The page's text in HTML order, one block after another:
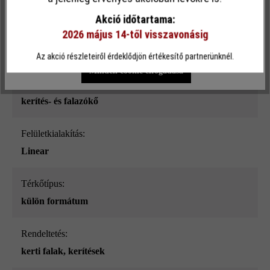
kagylómész_ModulusPur
kerítés- és falazókő
Felületkialakítás:
Linear
Térkőtípus:
külön formátum
Rendeltetés:
kerti falak, kerítések
funkcionalitást kínálja Önnek...További információ
Csak funkcionális cookie elfogadása
Minden cookie elfogadása
Akció időtartama:
2026 május 14-től visszavonásig
Az akció részleteiről érdeklődjön értékesítő partnerünknél.